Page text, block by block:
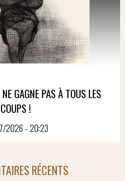
GAGNE PAS À TOUS LES
COUPS !
2026 - 20:23
RÉCENTS